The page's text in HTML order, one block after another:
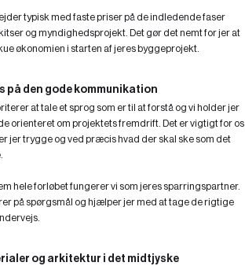
typisk med faste priser på de indledende faser
og myndighedsprojekt. Det gør det nemt for jer at
økonomien i starten af jeres byggeprojekt.
på den gode kommunikation
at tale et sprog som er til at forstå og vi holder jer
orienteret om projektets fremdrift. Det er vigtigt for os
jer trygge og ved præcis hvad der skal ske som det
hele forløbet fungerer vi som jeres sparringspartner.
på spørgsmål og hjælper jer med at tage de rigtige
og arkitektur i det midtjyske